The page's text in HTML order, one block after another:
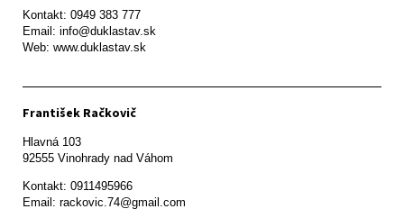
Kontakt: 0949 383 777
Email: info@duklastav.sk
Web: www.duklastav.sk
František Račkovič
Hlavná 103
92555 Vinohrady nad Váhom
Kontakt: 0911495966
Email: rackovic.74@gmail.com